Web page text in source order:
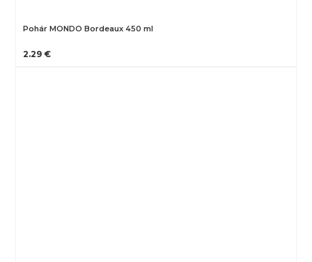
Pohár MONDO Bordeaux 450 ml
2.29 €